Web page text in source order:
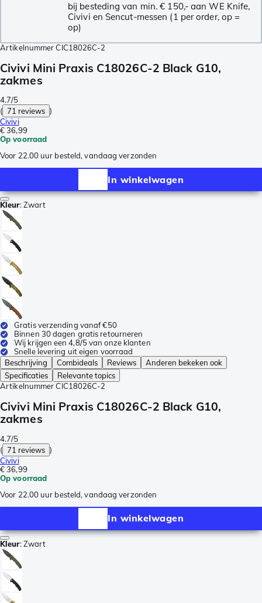
bij besteding van min. € 150,- aan WE Knife,
Civivi en Sencut-messen (1 per order, op =
op)
Artikelnummer CIC18026C-2
Civivi Mini Praxis C18026C-2 Black G10,
zakmes
4.7/5
( 71 reviews )
Civivi
€ 36,99
Op voorraad
Voor 22.00 uur besteld, vandaag verzonden
In winkelwagen
Kleur:Zwart
Gratis verzending vanaf €50
Binnen 30 dagen gratis retourneren
Wij krijgen een 4,8/5 van onze klanten
Snelle levering uit eigen voorraad
Beschrijving
Combideals Reviews
Anderen bekeken ook
Specificaties
Relevante topics
Artikelnummer CIC18026C-2
Civivi Mini Praxis C18026C-2 Black G10,
zakmes
4.7/5
( 71 reviews )
Civivi
€ 36,99
Op voorraad
Voor 22.00 uur besteld, vandaag verzonden
In winkelwagen
Kleur:Zwart